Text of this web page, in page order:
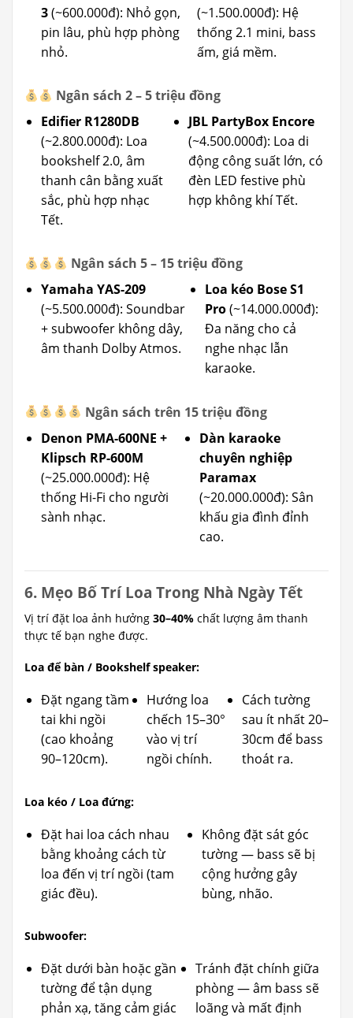
3(~600.000đ): Nhỏ gọn,
pin lâu, phù hợp phòng
nhỏ.
(~1.500.000đ): Hệ
thống 2.1 mini, bass
ấm, giá mềm.
Ngân sách 2 – 5 triệu đồng
Edifier R1280DB
(~2.800.000đ): Loa
bookshelf 2.0, âm
thanh cân bằng xuất
sắc, phù hợp nhạc
Tết.
JBL PartyBox Encore
(~4.500.000đ): Loa di
động công suất lớn, có
đèn LED festive phù
hợp không khí Tết.
Ngân sách 5 – 15 triệu đồng
Yamaha YAS-209
(~5.500.000đ): Soundbar
+ subwoofer không dây,
âm thanh Dolby Atmos.
Loa kéo Bose S1
Pro(~14.000.000đ):
Đa năng cho cả
nghe nhạc lẫn
karaoke.
Ngân sách trên 15 triệu đồng
Denon PMA-600NE +
Klipsch RP-600M
(~25.000.000đ): Hệ
thống Hi-Fi cho người
sành nhạc.
Dàn karaoke
chuyên nghiệp
Paramax
(~20.000.000đ): Sân
khấu gia đình đỉnh
cao.
6. Mẹo Bố Trí Loa Trong Nhà Ngày Tết
Vị trí đặt loa ảnh hưởng 30–40% chất lượng âm thanh
thực tế bạn nghe được.
Loa để bàn / Bookshelf speaker:
Đặt ngang tầm
tai khi ngồi
(cao khoảng
90–120cm).
Hướng loa
chếch 15–30°
vào vị trí
ngồi chính.
Cách tường
sau ít nhất 20–
30cm để bass
thoát ra.
Loa kéo / Loa đứng:
Đặt hai loa cách nhau
bằng khoảng cách từ
loa đến vị trí ngồi (tam
giác đều).
Không đặt sát góc
tường — bass sẽ bị
cộng hưởng gây
bùng, nhão.
Subwoofer:
Đặt dưới bàn hoặc gần
tường để tận dụng
phản xạ, tăng cảm giác
Tránh đặt chính giữa
phòng — âm bass sẽ
loãng và mất định